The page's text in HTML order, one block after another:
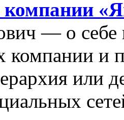
компании
— о себе
компании и
или